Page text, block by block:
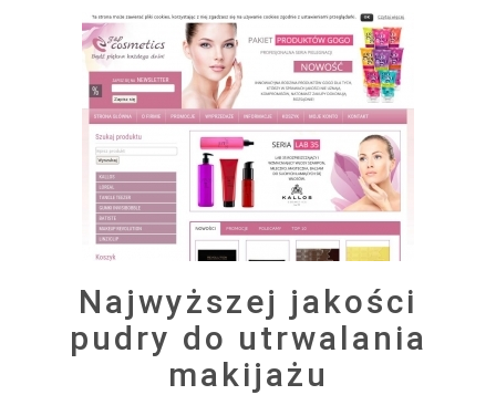
Najwyższej jakości
pudry do utrwalania
makijażu